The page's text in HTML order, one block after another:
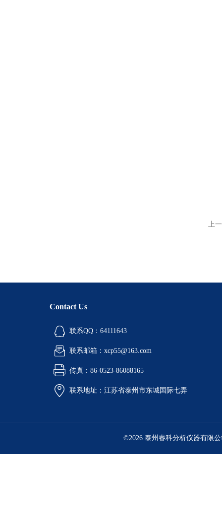
上
Contact Us
联系QQ：64111643
联系邮箱：xcp55@163.com
传真：86-0523-86088165
联系地址：江苏省泰州市东城国际七弄
©2026 泰州睿科分析仪器有限